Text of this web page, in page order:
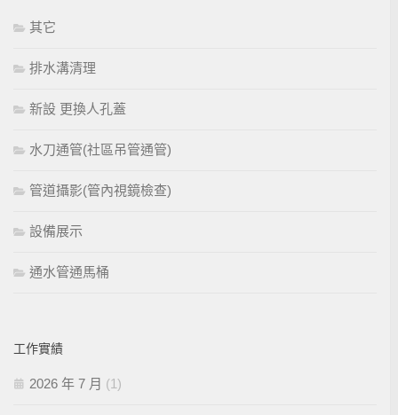
其它
排水溝清理
新設 更換人孔蓋
水刀通管(社區吊管通管)
管道攝影(管內視鏡檢查)
設備展示
通水管通馬桶
工作實績
2026 年 7 月 (1)